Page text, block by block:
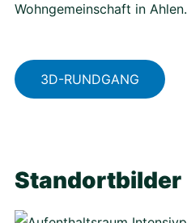
Wohngemeinschaft in Ahlen.
3D-RUNDGANG
Standortbilder